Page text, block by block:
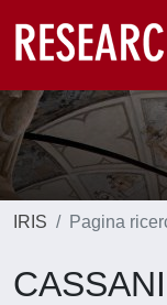
IRIS Pagina